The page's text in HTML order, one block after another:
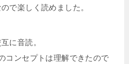
で楽しく読めました。
に音読。
コンセプトは理解できたので